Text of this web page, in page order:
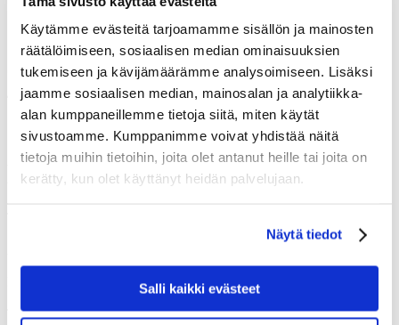
Käytämme evästeitä tarjoamamme sisällön ja mainosten
räätälöimiseen, sosiaalisen median ominaisuuksien
tukemiseen ja kävijämäärämme analysoimiseen. Lisäksi
jaamme sosiaalisen median, mainosalan ja analytiikka-
alan kumppaneillemme tietoja siitä, miten käytät
sivustoamme. Kumppanimme voivat yhdistää näitä
tietoja muihin tietoihin, joita olet antanut heille tai joita on
kerätty, kun olet käyttänyt heidän palvelujaan.
Näytä tiedot
Salli kaikki evästeet
Paina nähdäksesi enemmän kuvia
Julisteet – Vintage: Keskikokoiset – 50x70
cm
42,50€
Off the Beaten Track Finland
Line
1925
Tuotenumero